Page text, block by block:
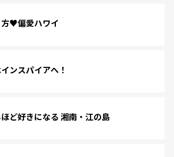
♥偏愛ハワイ
ンスパイアへ！
ど好きになる 湘南・江の島